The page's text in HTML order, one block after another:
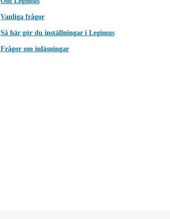
Vanliga frågor
Så här gör du inställningar i Legimus
Frågor om inläsningar